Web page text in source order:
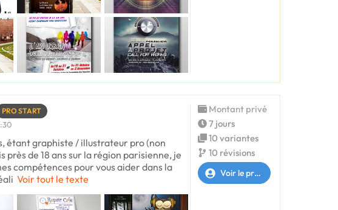
PRO START
étant graphiste / illustrateur pro (non
près de 18 ans sur la région parisienne, je
compétences pour vous aider dans la
Voir tout le texte
Montant privé
7 jours
10 variantes
10 révisions
Voir le profil